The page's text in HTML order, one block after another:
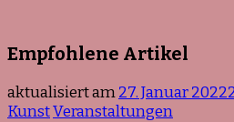
Empfohlene Artikel
aktualisiert am27. Januar 2022
KunstVeranstaltungen